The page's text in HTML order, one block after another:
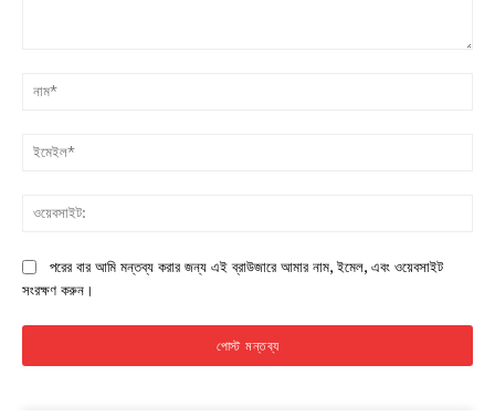
পরের বার আমি মন্তব্য করার জন্য এই ব্রাউজারে আমার নাম, ইমেল, এবং ওয়েবসাইট
সংরক্ষণ করুন।